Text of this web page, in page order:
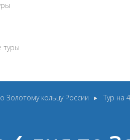
туры
Золотому кольцу России Тур на